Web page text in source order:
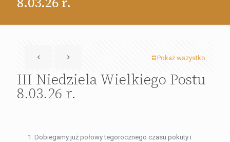
Pokaż wszystko
III Niedziela Wielkiego Postu
8.03.26 r.
Dobiegamy już połowy tegorocznego czasu pokuty i